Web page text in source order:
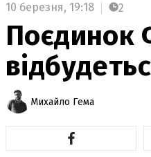
10 березня, 19:18 2
Поєдинок
Михайло Гема